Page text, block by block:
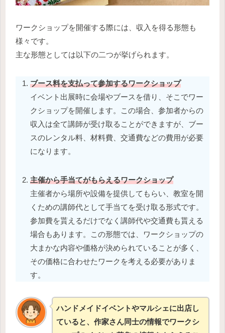
ワークショップを開催する際には、収入を得る形態も
様々です。
主な形態としては以下の二つが挙げられます。
ブース料を支払って参加するワークショップ
イベント出展時に会場やブースを借り、そこでワー
クショップを開催します。この場合、参加者からの
収入は全て講師が受け取ることができますが、ブー
スのレンタル料、材料費、交通費などの費用が必要
になります。
主催から手当てがもらえるワークショップ
主催者から場所や設備を提供してもらい、教室を開
くための講師代として手当てを受け取る形式です。
参加費を貰えるだけでなく講師代や交通費も貰える
場合もあります。この形態では、ワークショップの
大まかな内容や価格が決められていることが多く、
その価格に合わせたワークを考える必要がありま
す。
ハンドメイドイベントやマルシェに出店し
ていると、作家さん同士の情報でワークシ